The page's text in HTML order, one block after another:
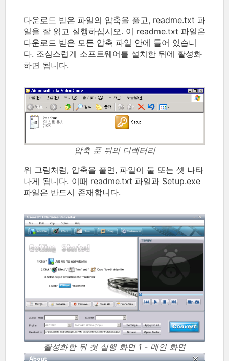
다운로드 받은 파일의 압축을 풀고, readme.txt 파
일을 잘 읽고 실행하십시오. 이 readme.txt 파일은
다운로드 받은 모든 압축 파일 안에 들어 있습니
다. 조심스럽게 소프트웨어를 설치한 뒤에 활성화
하면 됩니다.
압축 푼 뒤의 디렉터리
위 그림처럼, 압축을 풀면, 파일이 둘 또는 셋 나타
나게 됩니다. 이때 readme.txt 파일과 Setup.exe
파일은 반드시 존재합니다.
활성화한 뒤 첫 실행 화면 1 - 메인 화면